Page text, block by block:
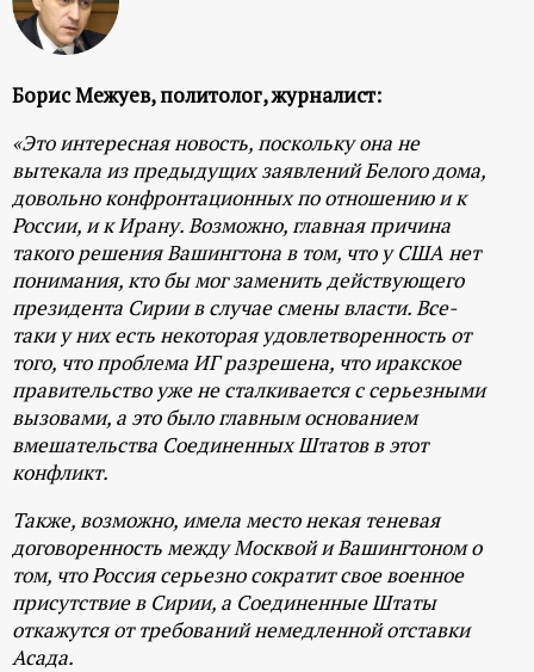
о
р
т
а
л
Борис Межуев, политолог, журналист:
«Это интересная новость, поскольку она не
вытекала из предыдущих заявлений Белого дома,
довольно конфронтационных по отношению и к
России, и к Ирану. Возможно, главная причина
такого решения Вашингтона в том, что у США нет
понимания, кто бы мог заменить действующего
президента Сирии в случае смены власти. Все-
таки у них есть некоторая удовлетворенность от
того, что проблема ИГ разрешена, что иракское
правительство уже не сталкивается с серьезными
вызовами, а это было главным основанием
вмешательства Соединенных Штатов в этот
конфликт.
Также, возможно, имела место некая теневая
договоренность между Москвой и Вашингтоном о
том, что Россия серьезно сократит свое военное
присутствие в Сирии, а Соединенные Штаты
откажутся от требований немедленной отставки
Асада.